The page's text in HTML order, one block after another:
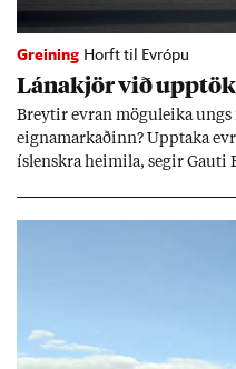
Greining Horft til Evrópu
Lána­kjör við
Breyt­ir evr­an mögu­leika
eigna­mark­að­inn? Upp­taka
ís­lenskra heim­ila, seg­ir Gauti